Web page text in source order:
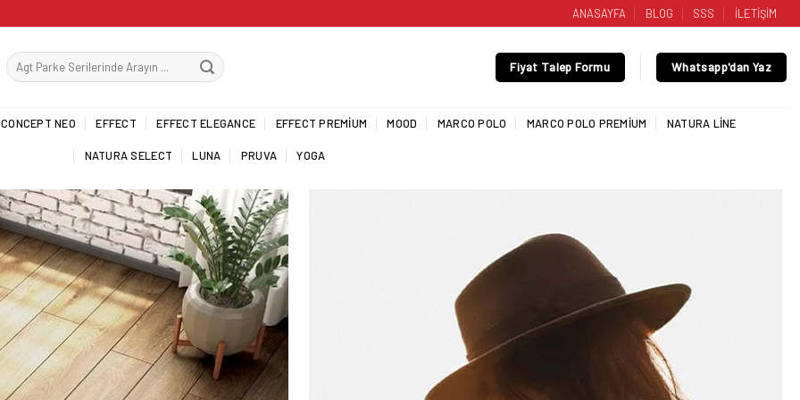
ANASAYFA BLOG SSS İLETİŞİM
Fiyat Talep Formu Whatsapp'dan Yaz
CONCEPT NEO EFFECT EFFECT ELEGANCE EFFECT PREMIUM MOOD MARCO POLO MARCO POLO PREMIUM NATURA LINE
NATURA SELECT LUNA PRUVA YOGA